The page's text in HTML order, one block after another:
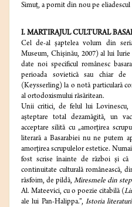
Simuţ, a pornit din nou pe
I. MARTIRAJUL CULTURAL
Cel de-al şaptelea volum din
Museum, Chişinău, 2007) al lui
date noi specificul românesc
perioada sovietică sau chiar
(Keysserling) la o notă particulară
al ortodoxismului răsăritean.
Unii critici, de felul lui
aşteptare total dezamăgită, un
acceptare silită cu „amorţirea
literară a Basarabiei nu ne putem
amorţirea scrupulelor estetice.
fost scrise înainte de război şi că
continuitate culturală românească,
răsfoim, de pildă, Miresmele din
Al. Mateevici, cu o poezie citabilă (
ale lui Pan-Halippa.”, Istoria